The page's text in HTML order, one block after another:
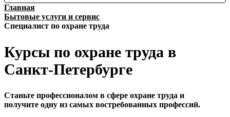
Главная
Бытовые услуги и сервис
Специалист по охране труда
Курсы по охране труда в
Санкт-Петербурге
Станьте профессионалом в сфере охране труда и
получите одну из самых востребованных профессий.